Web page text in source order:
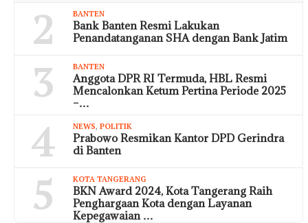
2 BANTEN
Bank Banten Resmi Lakukan
Penandatanganan SHA dengan Bank Jatim
3 BANTEN
Anggota DPR RI Termuda, HBL Resmi
Mencalonkan Ketum Pertina Periode 2025
–…
4 NEWS, POLITIK
Prabowo Resmikan Kantor DPD Gerindra
di Banten
5 KOTA TANGERANG
BKN Award 2024, Kota Tangerang Raih
Penghargaan Kota dengan Layanan
Kepegawaian …